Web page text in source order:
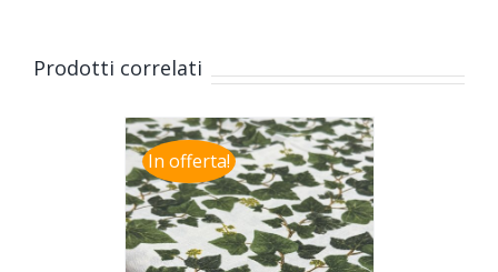
Prodotti correlati
In offerta!